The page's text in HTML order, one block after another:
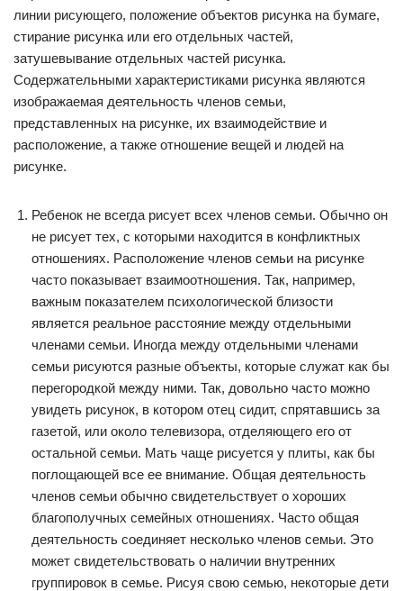
линии рисующего, положение объектов рисунка на бумаге,
стирание рисунка или его отдельных частей,
затушевывание отдельных частей рисунка.
Содержательными характеристиками рисунка являются
изображаемая деятельность членов семьи,
представленных на рисунке, их взаимодействие и
расположение, а также отношение вещей и людей на
рисунке.
Ребенок не всегда рисует всех членов семьи. Обычно он
не рисует тех, с которыми находится в конфликтных
отношениях. Расположение членов семьи на рисунке
часто показывает взаимоотношения. Так, например,
важным показателем психологической близости
является реальное расстояние между отдельными
членами семьи. Иногда между отдельными членами
семьи рисуются разные объекты, которые служат как бы
перегородкой между ними. Так, довольно часто можно
увидеть рисунок, в котором отец сидит, спрятавшись за
газетой, или около телевизора, отделяющего его от
остальной семьи. Мать чаще рисуется у плиты, как бы
поглощающей все ее внимание. Общая деятельность
членов семьи обычно свидетельствует о хороших
благополучных семейных отношениях. Часто общая
деятельность соединяет несколько членов семьи. Это
может свидетельствовать о наличии внутренних
группировок в семье. Рисуя свою семью, некоторые дети